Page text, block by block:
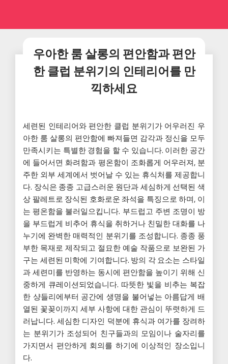
우아한 룸 살롱의 편안함과 편안
한 클럽 분위기의 인테리어를 만
끽하세요
세련된 인테리어와 편안한 클럽 분위기가 어우러진 우
아한 룸 살롱의 편안함에 빠져들면 감각과 정신을 모두
만족시키는 특별한 경험을 할 수 있습니다. 이러한 공간
에 들어서면 화려함과 평온함이 조화롭게 어우러져, 분
주한 외부 세계에서 벗어날 수 있는 휴식처를 제공합니
다. 장식은 종종 고급스러운 원단과 세심하게 선택된 색
상 팔레트로 장식된 호화로운 좌석을 특징으로 하며, 이
는 평온함을 불러일으킵니다. 부드럽고 주변 조명이 방
을 부드럽게 비추어 휴식을 취하거나 친밀한 대화를 나
누기에 완벽한 매력적인 분위기를 조성합니다. 종종 풍
부한 목재로 제작되고 절묘한 예술 작품으로 보완된 가
구는 세련된 미학에 기여합니다. 방의 각 요소는 스타일
과 세련미를 반영하는 동시에 편안함을 높이기 위해 신
중하게 큐레이션되었습니다. 따뜻한 빛을 비추는 복잡
한 샹들리에부터 공간에 생명을 불어넣는 아름답게 배
열된 꽃꽂이까지 세부 사항에 대한 관심이 뚜렷하게 드
러납니다. 세심한 디자인 덕분에 휴식과 여가를 장려하
는 분위기가 조성되어 친구들과의 모임이나 술자리를
가지면서 편안하게 회의를 하기에 이상적인 장소입니
다.